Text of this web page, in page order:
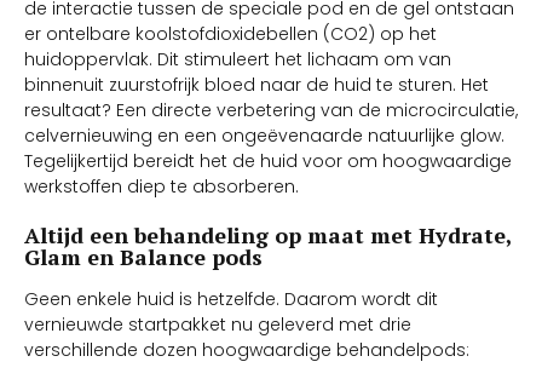
de interactie tussen de speciale pod en de gel ontstaan
er ontelbare koolstofdioxidebellen (CO2) op het
huidoppervlak. Dit stimuleert het lichaam om van
binnenuit zuurstofrijk bloed naar de huid te sturen. Het
resultaat? Een directe verbetering van de microcirculatie,
celvernieuwing en een ongeëvenaarde natuurlijke glow.
Tegelijkertijd bereidt het de huid voor om hoogwaardige
werkstoffen diep te absorberen.
Altijd een behandeling op maat met Hydrate,
Glam en Balance pods
Geen enkele huid is hetzelfde. Daarom wordt dit
vernieuwde startpakket nu geleverd met drie
verschillende dozen hoogwaardige behandelpods: